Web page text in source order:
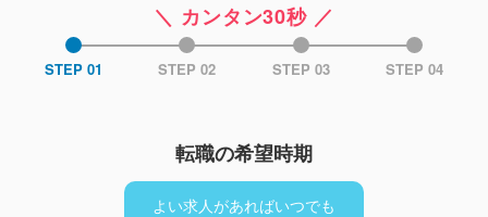
＼ カンタン30秒 ／
STEP 01 STEP 02 STEP 03 STEP 04
転職の希望時期
よい求人があればいつでも